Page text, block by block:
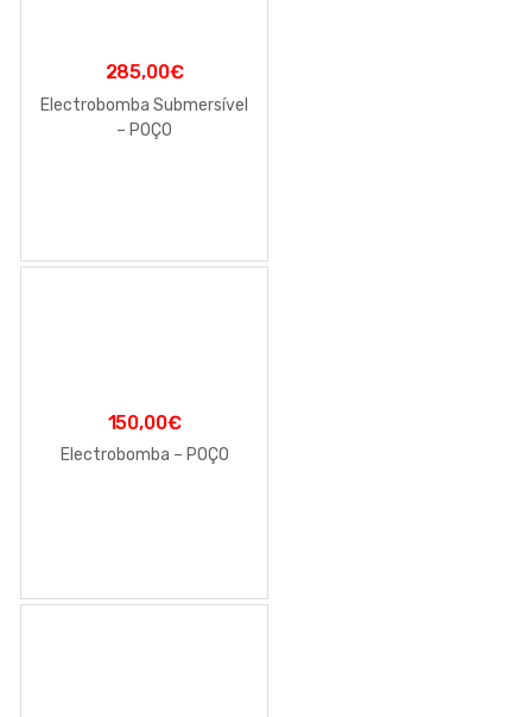
285,00€
Electrobomba Submersível
– POÇO
150,00€
Electrobomba – POÇO